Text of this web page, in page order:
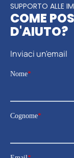
SUPPORTO ALLE
COME
D'AIUTO?
Inviaci un'email